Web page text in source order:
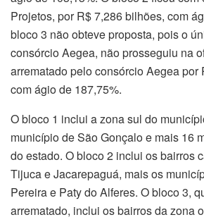
Projetos, por R$ 7,286 bilhões, com
bloco 3 não obteve proposta, pois o
consórcio Aegea, não prosseguiu na
arrematado pelo consórcio Aegea por
com ágio de 187,75%.
O bloco 1 inclui a zona sul do
município de São Gonçalo e mais 16
do estado. O bloco 2 inclui os bairros
Tijuca e Jacarepaguá, mais os
Pereira e Paty do Alferes. O bloco 3,
arrematado, inclui os bairros da zona